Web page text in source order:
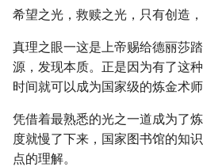
希望之光，救赎之光，只有创造，
真理之眼一这是上帝赐给德丽莎
源，发现本质。正是因为有了这
时间就可以成为国家级的炼金术师
凭借着最熟悉的光之一道成为了
度就慢了下来，国家图书馆的知
点的理解。